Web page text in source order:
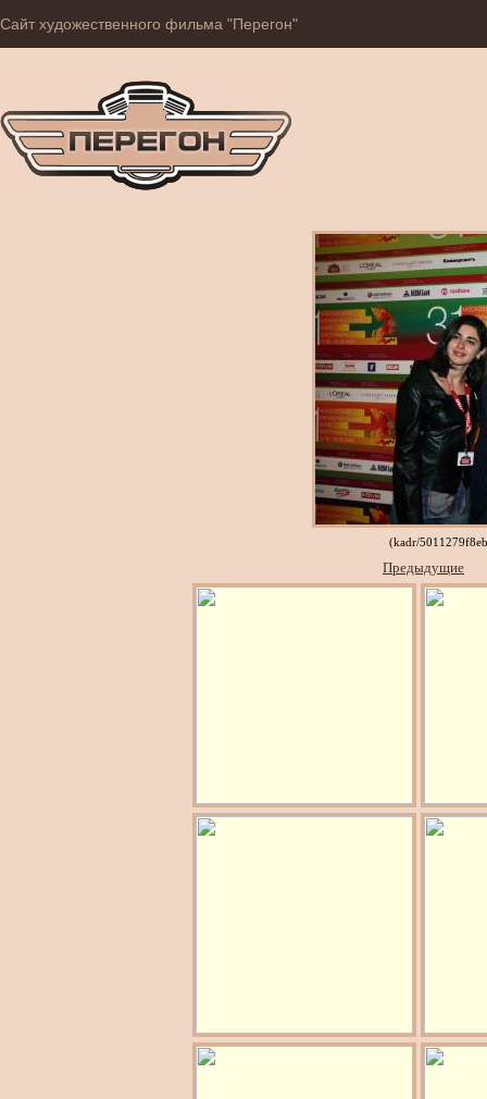
Сайт художественного фильма "Перегон"
(kadr/
Предыдущие